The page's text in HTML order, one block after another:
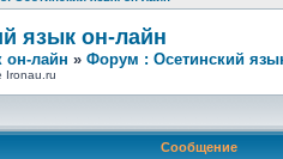
язык он-лайн
он-лайн » Форум : Осетинский
Ironau.ru
Сообщение